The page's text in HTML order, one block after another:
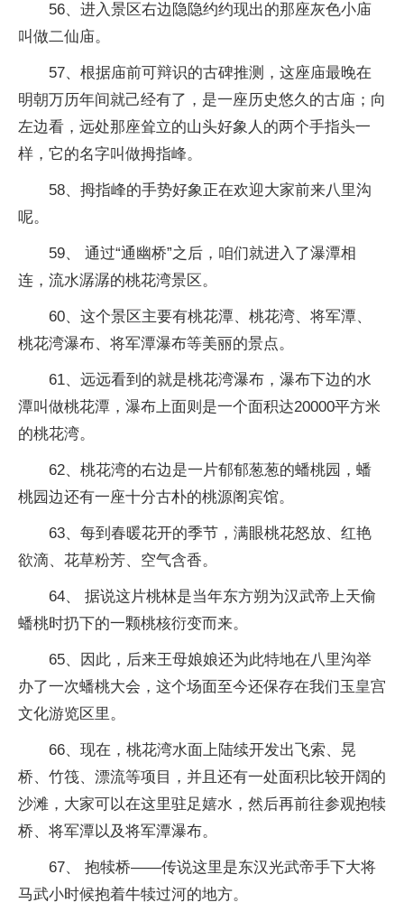
56、进入景区右边隐隐约约现出的那座灰色小庙
叫做二仙庙。
57、根据庙前可辩识的古碑推测，这座庙最晚在
明朝万历年间就己经有了，是一座历史悠久的古庙；向
左边看，远处那座耸立的山头好象人的两个手指头一
样，它的名字叫做拇指峰。
58、拇指峰的手势好象正在欢迎大家前来八里沟
呢。
59、 通过“通幽桥”之后，咱们就进入了瀑潭相
连，流水潺潺的桃花湾景区。
60、这个景区主要有桃花潭、桃花湾、将军潭、
桃花湾瀑布、将军潭瀑布等美丽的景点。
61、远远看到的就是桃花湾瀑布，瀑布下边的水
潭叫做桃花潭，瀑布上面则是一个面积达20000平方米
的桃花湾。
62、桃花湾的右边是一片郁郁葱葱的蟠桃园，蟠
桃园边还有一座十分古朴的桃源阁宾馆。
63、每到春暖花开的季节，满眼桃花怒放、红艳
欲滴、花草粉芳、空气含香。
64、 据说这片桃林是当年东方朔为汉武帝上天偷
蟠桃时扔下的一颗桃核衍变而来。
65、因此，后来王母娘娘还为此特地在八里沟举
办了一次蟠桃大会，这个场面至今还保存在我们玉皇宫
文化游览区里。
66、现在，桃花湾水面上陆续开发出飞索、晃
桥、竹筏、漂流等项目，并且还有一处面积比较开阔的
沙滩，大家可以在这里驻足嬉水，然后再前往参观抱犊
桥、将军潭以及将军潭瀑布。
67、 抱犊桥——传说这里是东汉光武帝手下大将
马武小时候抱着牛犊过河的地方。